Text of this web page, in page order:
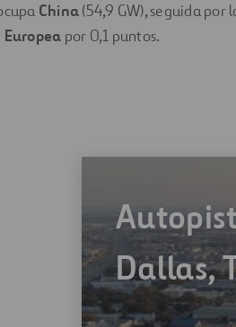
China(54,9 GW), seguida por
Europea por 0,1 puntos.
Dallas,